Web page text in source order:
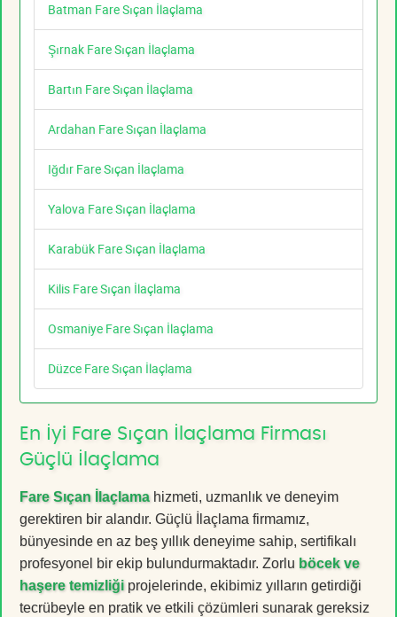
Batman Fare Sıçan İlaçlama
Şırnak Fare Sıçan İlaçlama
Bartın Fare Sıçan İlaçlama
Ardahan Fare Sıçan İlaçlama
Iğdır Fare Sıçan İlaçlama
Yalova Fare Sıçan İlaçlama
Karabük Fare Sıçan İlaçlama
Kilis Fare Sıçan İlaçlama
Osmaniye Fare Sıçan İlaçlama
Düzce Fare Sıçan İlaçlama
En İyi Fare Sıçan İlaçlama Firması
Güçlü İlaçlama
Fare Sıçan İlaçlamahizmeti, uzmanlık ve deneyim
gerektiren bir alandır. Güçlü İlaçlama firmamız,
bünyesinde en az beş yıllık deneyime sahip, sertifikalı
profesyonel bir ekip bulundurmaktadır. Zorlu böcek ve
haşere temizliği projelerinde, ekibimiz yılların getirdiği
tecrübeyle en pratik ve etkili çözümleri sunarak gereksiz